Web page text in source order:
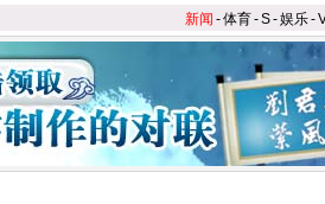
新闻 -体育-S-娱乐-